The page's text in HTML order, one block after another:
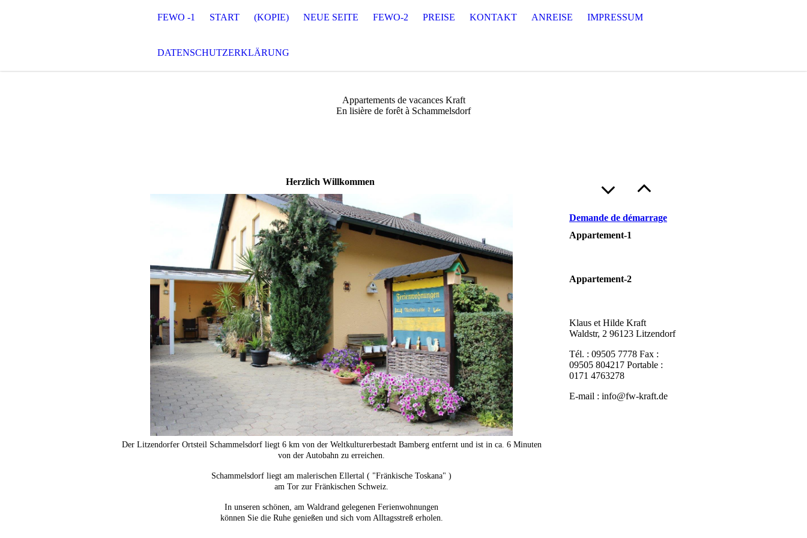
FEWO -1 START (KOPIE) NEUE SEITE FEWO-2 PREISE KONTAKT ANREISE IMPRESSUM
DATENSCHUTZERKLÄRUNG
Appartements de vacances Kraft
En lisière de forêt à Schammelsdorf
Herzlich Willkommen
Der Litzendorfer Ortsteil Schammelsdorf liegt 6 km von der Weltkulturerbestadt Bamberg entfernt und ist in ca. 6 Minuten
von der Autobahn zu erreichen.
Schammelsdorf liegt am malerischen Ellertal ( "Fränkische Toskana" )
am Tor zur Fränkischen Schweiz.
In unseren schönen, am Waldrand gelegenen Ferienwohnungen
können Sie die Ruhe genießen und sich vom Alltagsstreß erholen.
Demande de démarrage
Appartement-1
Appartement-2
Klaus et Hilde Kraft
Waldstr, 2 96123 Litzendorf
Tél. : 09505 7778 Fax :
09505 804217 Portable :
0171 4763278
E-mail : info@fw-kraft.de